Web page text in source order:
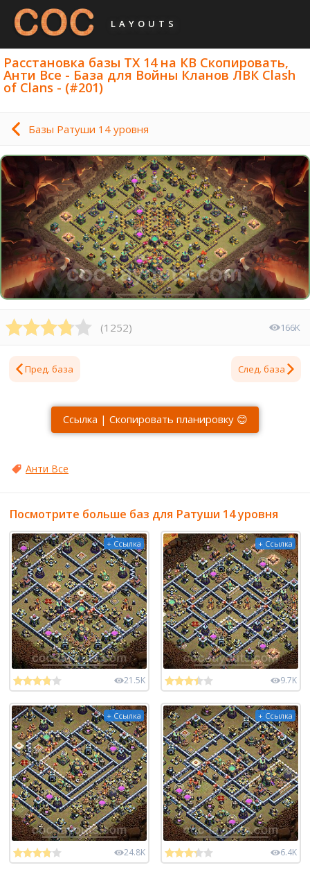
LAYOUTS
Расстановка базы ТХ 14 на КВ Скопировать,
Анти Все - База для Войны Кланов ЛВК Clash
of Clans - (#201)
Базы Ратуши 14 уровня
(1252) 166K
Пред. база След. база
Ссылка | Скопировать планировку 😊
Анти Все
Посмотрите больше баз для Ратуши 14 уровня
+ Ссылка
21.5K
+ Ссылка
9.7K
+ Ссылка
24.8K
+ Ссылка
6.4K